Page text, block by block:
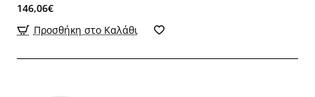
146,06€
Προσθήκη στο Καλάθι